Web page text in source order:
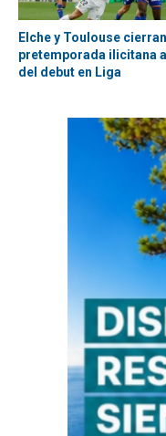
Elche y Toulouse
pretemporada ilicitana
del debut en Liga